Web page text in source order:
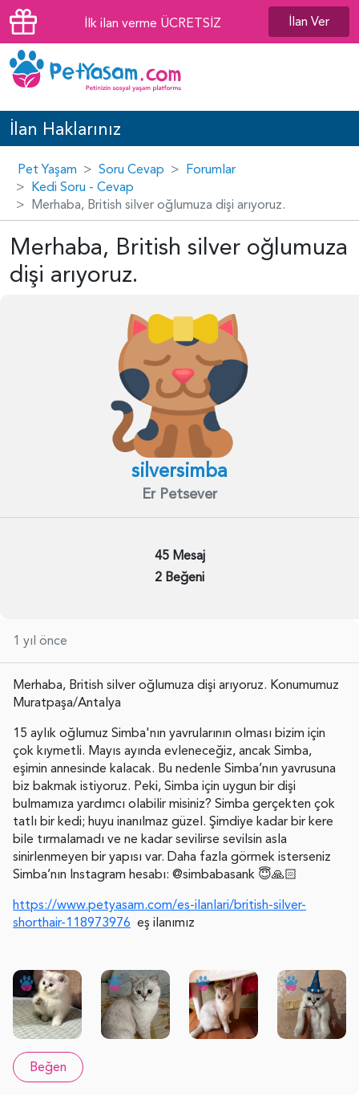
İlk ilan verme ÜCRETSİZ İlan Ver
İlan Haklarınız
Pet Yaşam Soru Cevap
Forumlar
Kedi Soru - Cevap
Merhaba, British silver oğlumuza dişi arıyoruz.
Merhaba, British silver oğlumuza
dişi arıyoruz.
silversimba
Er Petsever
45 Mesaj
2 Beğeni
1 yıl önce
Merhaba, British silver oğlumuza dişi arıyoruz. Konumumuz
Muratpaşa/Antalya
15 aylık oğlumuz Simba'nın yavrularının olması bizim için
çok kıymetli. Mayıs ayında evleneceğiz, ancak Simba,
eşimin annesinde kalacak. Bu nedenle Simba’nın yavrusuna
biz bakmak istiyoruz. Peki, Simba için uygun bir dişi
bulmamıza yardımcı olabilir misiniz? Simba gerçekten çok
tatlı bir kedi; huyu inanılmaz güzel. Şimdiye kadar bir kere
bile tırmalamadı ve ne kadar sevilirse sevilsin asla
sinirlenmeyen bir yapısı var. Daha fazla görmek isterseniz
Simba’nın Instagram hesabı: @simbabasank 😇🙏🏻
https://www.petyasam.com/es-ilanlari/british-silver-
shorthair-118973976 eş ilanımız
Beğen